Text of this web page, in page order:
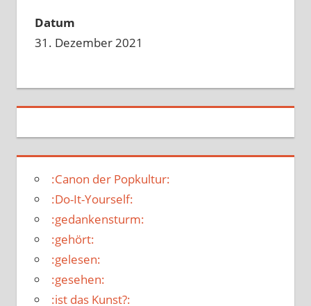
Datum
31. Dezember 2021
:Canon der Popkultur:
:Do-It-Yourself:
:gedankensturm:
:gehört:
:gelesen:
:gesehen:
:ist das Kunst?: